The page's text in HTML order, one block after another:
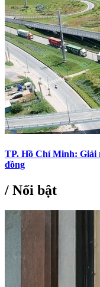
TP. Hồ Chí Minh: Giải
đồng
/ Nổi bật